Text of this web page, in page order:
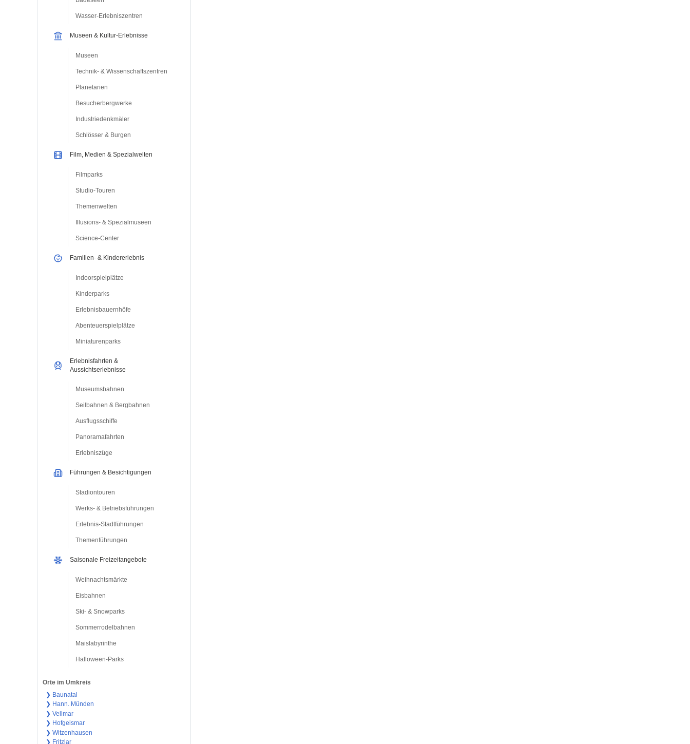
Wasser-Erlebniszentren
Museen & Kultur-Erlebnisse
Museen
Technik- & Wissenschaftszentren
Planetarien
Besucherbergwerke
Industriedenkmäler
Schlösser & Burgen
Film, Medien & Spezialwelten
Filmparks
Studio-Touren
Themenwelten
Illusions- & Spezialmuseen
Science-Center
Familien- & Kindererlebnis
Indoorspielplätze
Kinderparks
Erlebnisbauernhöfe
Abenteuerspielplätze
Miniaturenparks
Erlebnisfahrten &
Aussichtserlebnisse
Museumsbahnen
Seilbahnen & Bergbahnen
Ausflugsschiffe
Panoramafahrten
Erlebniszüge
Führungen & Besichtigungen
Stadiontouren
Werks- & Betriebsführungen
Erlebnis-Stadtführungen
Themenführungen
Saisonale Freizeitangebote
Weihnachtsmärkte
Eisbahnen
Ski- & Snowparks
Sommerrodelbahnen
Maislabyrinthe
Halloween-Parks
Orte im Umkreis
❯ Baunatal
❯ Hann. Münden
❯ Vellmar
❯ Hofgeismar
❯ Witzenhausen
❯ Fritzlar